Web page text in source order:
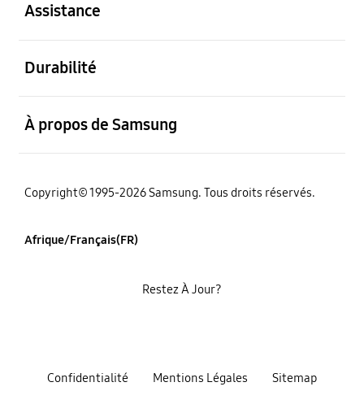
Assistance
Durabilité
À propos de Samsung
Copyright© 1995-2026 Samsung. Tous droits réservés.
Afrique/Français(FR)
Confidentialité Mentions Légales Sitemap
Restez À Jour?